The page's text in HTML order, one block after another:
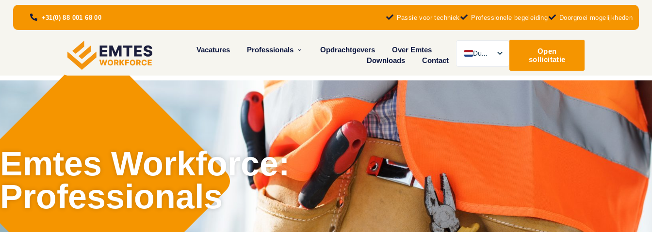
+31(0) 88 001 68 00 Passie voor techniek Professionele begeleiding Doorgroei mogelijkheden
Vacatures Professionals Opdrachtgevers
Over Emtes
Downloads
Contact
Dutch
English
Open
sollicitatie
Emtes Workforce:
Professionals